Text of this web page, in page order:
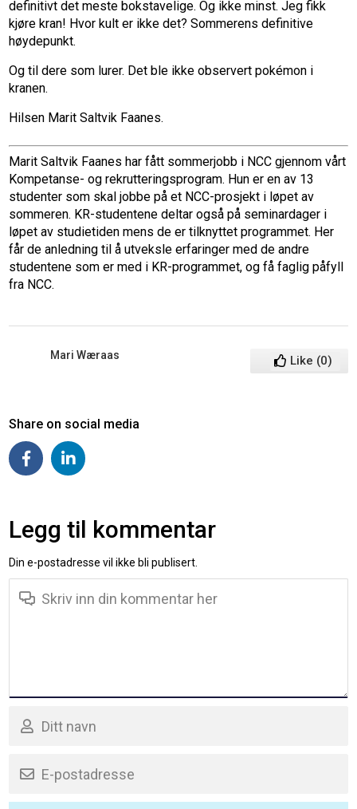
definitivt det meste bokstavelige. Og ikke minst. Jeg fikk
kjøre kran! Hvor kult er ikke det? Sommerens definitive
høydepunkt.
Og til dere som lurer. Det ble ikke observert pokémon i
kranen.
Hilsen Marit Saltvik Faanes.
Marit Saltvik Faanes har fått sommerjobb i NCC gjennom vårt
Kompetanse- og rekrutteringsprogram. Hun er en av 13
studenter som skal jobbe på et NCC-prosjekt i løpet av
sommeren. KR-studentene deltar også på seminardager i
løpet av studietiden mens de er tilknyttet programmet. Her
får de anledning til å utveksle erfaringer med de andre
studentene som er med i KR-programmet, og få faglig påfyll
fra NCC.
Mari Wæraas Like (0)
Share on social media
Legg til kommentar
Din e-postadresse vil ikke bli publisert.